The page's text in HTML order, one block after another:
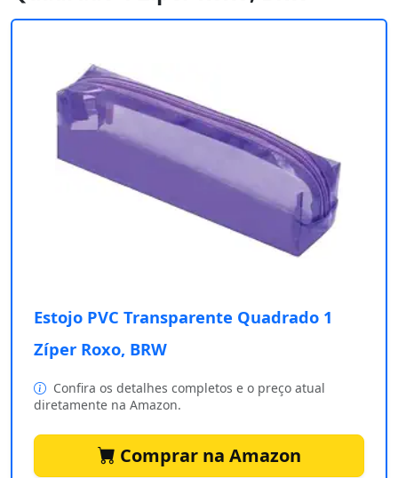
Estojo PVC Transparente Quadrado 1
Zíper Roxo, BRW
Confira os detalhes completos e o preço atual
diretamente na Amazon.
Comprar na Amazon